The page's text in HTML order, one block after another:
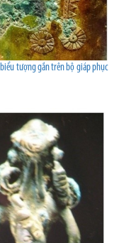
tượng gắn trên bộ giáp phục